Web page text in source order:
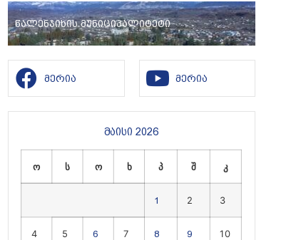
წალენჯიხის მუნიციპალიტეტი
მერია მერია
მაისი 2026
ო ს ო ხ პ შ კ
1 2 3
4 5 6 7 8 9 10